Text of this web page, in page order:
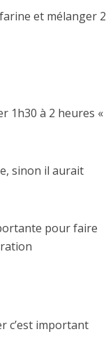
et mélanger 2
1h30 à 2 heures «
sinon il aurait
pour faire
c’est important